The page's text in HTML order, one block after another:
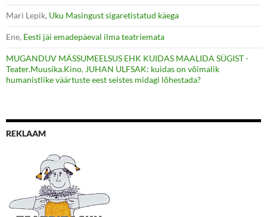
Mari Lepik, Uku Masingust sigaretistatud käega
Ene, Eesti jäi emadepäeval ilma teatriemata
MUGANDUV MÄSSUMEELSUS EHK KUIDAS MAALIDA SÜGIST -
Teater.Muusika.Kino, JUHAN ULFSAK: kuidas on võimalik
humanistlike väärtuste eest seistes midagi lõhestada?
REKLAAM